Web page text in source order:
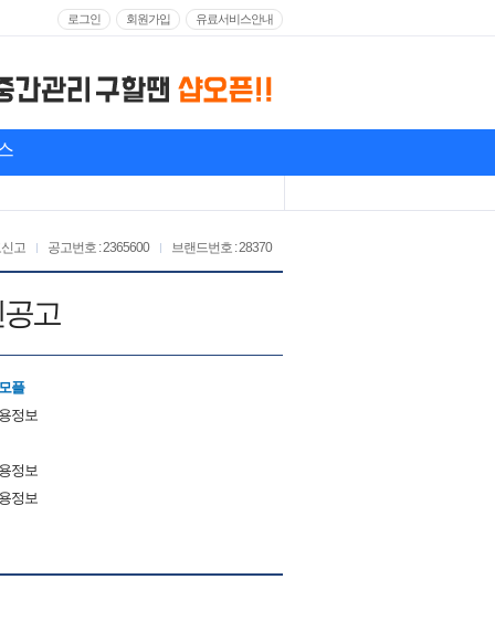
로그인 회원가입 유료서비스안내
브랜드번호 : 28370
공고번호 : 2365600
고
고
플
정보
정보
정보